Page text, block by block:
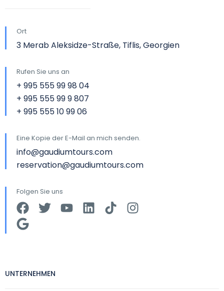
Ort
3 Merab Aleksidze-Straße, Tiflis, Georgien
Rufen Sie uns an
+ 995 555 99 98 04
+ 995 555 99 9 807
+ 995 555 10 99 06
Eine Kopie der E-Mail an mich senden.
info@gaudiumtours.com
reservation@gaudiumtours.com
Folgen Sie uns
UNTERNEHMEN